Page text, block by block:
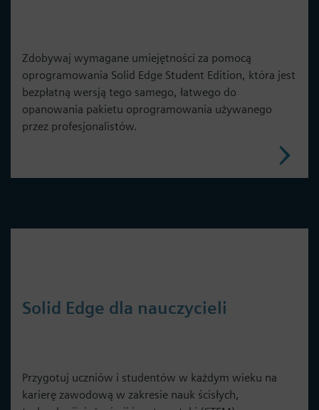
Zdobywaj wymagane umiejętności za pomocą
oprogramowania Solid Edge Student Edition, która jest
bezpłatną wersją tego samego, łatwego do
opanowania pakietu oprogramowania używanego
przez profesjonalistów.
Solid Edge dla nauczycieli
Przygotuj uczniów i studentów w każdym wieku na
karierę zawodową w zakresie nauk ścisłych,